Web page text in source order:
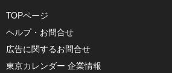
TOPページ
ヘルプ・お問合せ
広告に関するお問合せ
東京カレンダー 企業情報